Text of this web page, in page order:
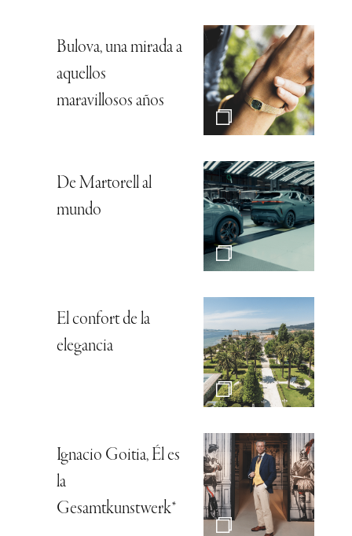
Bulova, una mirada a
aquellos
maravillosos años
De Martorell al
mundo
El confort de la
elegancia
Ignacio Goitia, Él es
la
Gesamtkunstwerk*